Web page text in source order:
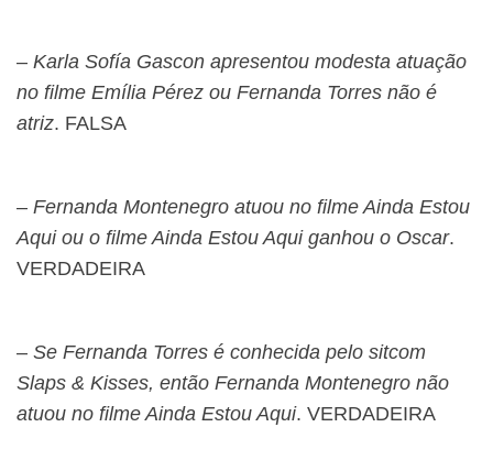
– Karla Sofía Gascon apresentou modesta atuação
no filme Emília Pérez ou Fernanda Torres não é
atriz. FALSA
– Fernanda Montenegro atuou no filme Ainda Estou
Aqui ou o filme Ainda Estou Aqui ganhou o Oscar.
VERDADEIRA
– Se Fernanda Torres é conhecida pelo sitcom
Slaps & Kisses, então Fernanda Montenegro não
atuou no filme Ainda Estou Aqui. VERDADEIRA